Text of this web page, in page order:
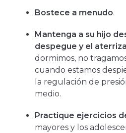
Bostece a menudo.
Mantenga a su hijo
despegue y el
dormimos, no
cuando estamos
la regulación de
medio.
Practique ejercicios
mayores y los